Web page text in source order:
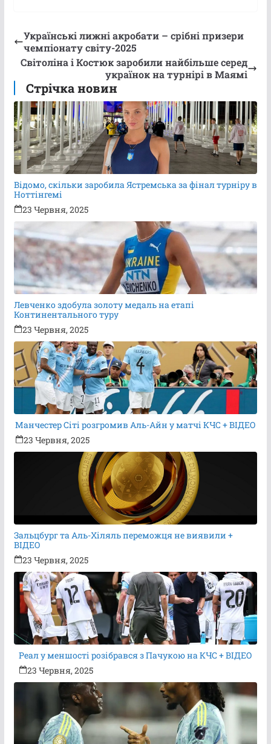
Українські лижні акробати – срібні призери
чемпіонату світу-2025
Світоліна і Костюк заробили найбільше серед
українок на турнірі в Маямі
Стрічка новин
Відомо, скільки заробила Ястремська за фінал турніру в
Ноттінгемі
23 Червня, 2025
Левченко здобула золоту медаль на етапі
Континентального туру
23 Червня, 2025
Манчестер Сіті розгромив Аль-Айн у матчі КЧС + ВІДЕО
23 Червня, 2025
Зальцбург та Аль-Хіляль переможця не виявили +
ВІДЕО
23 Червня, 2025
Реал у меншості розібрався з Пачукою на КЧС + ВІДЕО
23 Червня, 2025